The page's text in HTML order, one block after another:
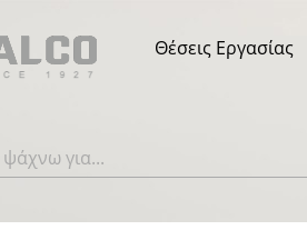
Θέσεις Εργασίας